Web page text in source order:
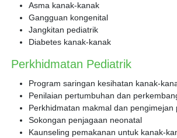
Asma kanak-kanak
Gangguan kongenital
Jangkitan pediatrik
Diabetes kanak-kanak
Perkhidmatan Pediatrik
Program saringan kesihatan kanak-
Penilaian pertumbuhan dan
Perkhidmatan makmal dan pengimejan
Sokongan penjagaan neonatal
Kaunseling pemakanan untuk kanak-